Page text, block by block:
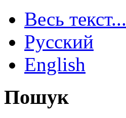
Весь текст...
Русский
English
Пошук